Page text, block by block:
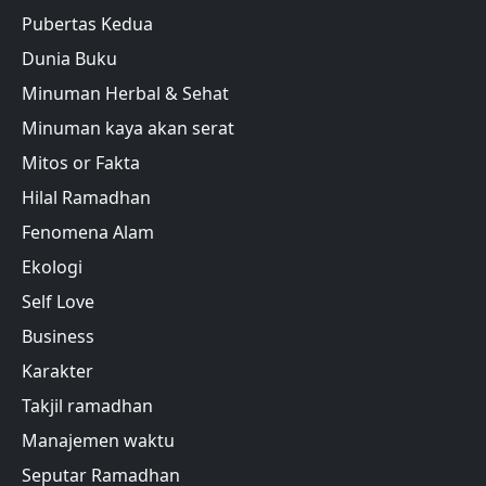
Pubertas Kedua
Dunia Buku
Minuman Herbal & Sehat
Minuman kaya akan serat
Mitos or Fakta
Hilal Ramadhan
Fenomena Alam
Ekologi
Self Love
Business
Karakter
Takjil ramadhan
Manajemen waktu
Seputar Ramadhan